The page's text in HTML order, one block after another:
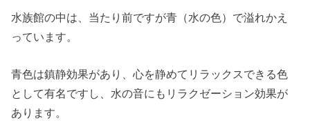
水族館の中は、当たり前ですが青（水の色）で溢れかえ
っています。
青色は鎮静効果があり、心を静めてリラックスできる色
として有名ですし、水の音にもリラクゼーション効果が
あります。